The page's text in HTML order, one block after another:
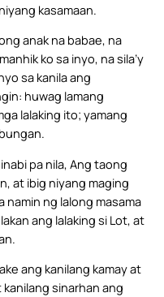
kasamaan.
anak na babae, na
ko sa inyo, na sila’y
sa kanila ang
huwag lamang
lalaking ito; yamang
pa nila, Ang taong
at ibig niyang maging
namin ng lalong masama
ang lalaking si Lot, at
ang kanilang kamay at
sinarhan ang